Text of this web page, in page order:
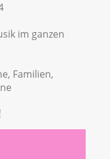
im ganzen
Familien,